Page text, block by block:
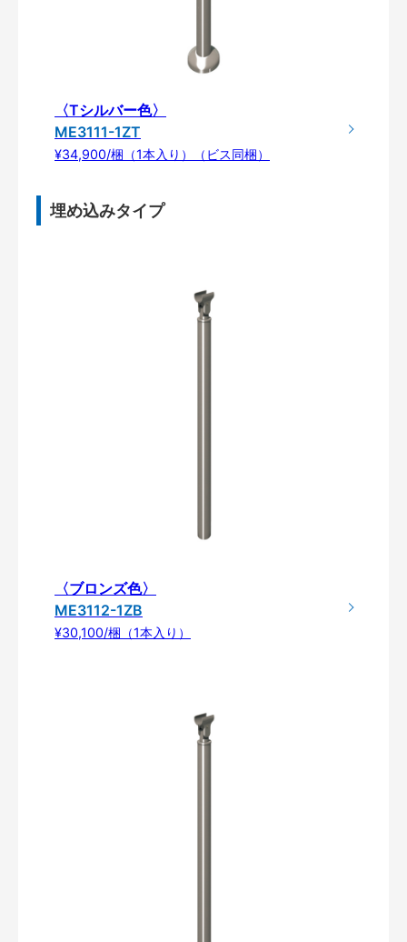
〈Tシルバー色〉
ME3111-1ZT
¥34,900/梱（1本入り）（ビス同梱）
埋め込みタイプ
〈ブロンズ色〉
ME3112-1ZB
¥30,100/梱（1本入り）